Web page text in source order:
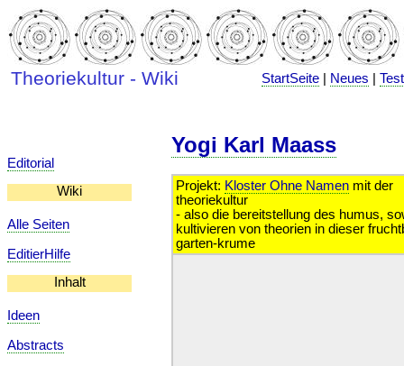
Theoriekultur - Wiki StartSeite Neues |
Editorial
Wiki
Alle Seiten
EditierHilfe
Inhalt
Ideen
Abstracts
Yogi Karl Maass
Projekt: Kloster Ohne Namen mit der
theoriekultur
- also die bereitstellung des humus,
kultivieren von theorien in dieser
garten-krume